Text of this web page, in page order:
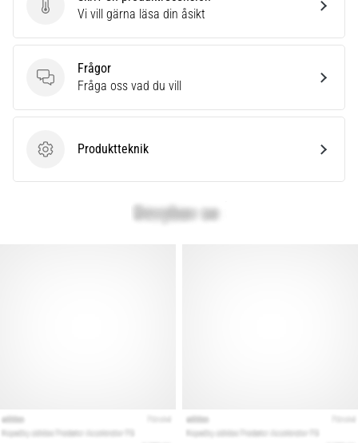
Skriv en produktrecension
Vi vill gärna läsa din åsikt
Frågor
Frågor
Fråga oss vad du vill
ProduktteknikProduktteknik